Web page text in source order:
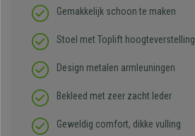
Gemakkelijk schoon te maken
Stoel met Toplift hoogteverstelling
Design metalen armleuningen
Bekleed met zeer zacht leder
Geweldig comfort, dikke vulling